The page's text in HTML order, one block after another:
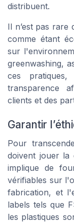
distribuent.
Il n’est pas rare
comme étant
sur
greenwashing,
ces
transparence
clients et des
Garantir
Pour
doivent jouer la
implique de
vérifiables sur
fabrication, et
labels tels que
les plastiques